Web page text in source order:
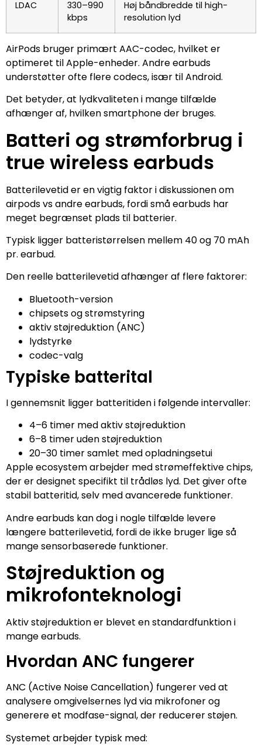
LDAC
330–990
kbps
Høj båndbredde til high-
resolution lyd
AirPods bruger primært AAC-codec, hvilket er
optimeret til Apple-enheder. Andre earbuds
understøtter ofte flere codecs, især til Android.
Det betyder, at lydkvaliteten i mange tilfælde
afhænger af, hvilken smartphone der bruges.
Batteri og strømforbrug i
true wireless earbuds
Batterilevetid er en vigtig faktor i diskussionen om
airpods vs andre earbuds, fordi små earbuds har
meget begrænset plads til batterier.
Typisk ligger batteristørrelsen mellem 40 og 70 mAh
pr. earbud.
Den reelle batterilevetid afhænger af flere faktorer:
Bluetooth-version
chipsets og strømstyring
aktiv støjreduktion (ANC)
lydstyrke
codec-valg
Typiske batterital
I gennemsnit ligger batteritiden i følgende intervaller:
4–6 timer med aktiv støjreduktion
6–8 timer uden støjreduktion
20–30 timer samlet med opladningsetui
Apple ecosystem arbejder med strømeffektive chips,
der er designet specifikt til trådløs lyd. Det giver ofte
stabil batteritid, selv med avancerede funktioner.
Andre earbuds kan dog i nogle tilfælde levere
længere batterilevetid, fordi de ikke bruger lige så
mange sensorbaserede funktioner.
Støjreduktion og
mikrofonteknologi
Aktiv støjreduktion er blevet en standardfunktion i
mange earbuds.
Hvordan ANC fungerer
ANC (Active Noise Cancellation) fungerer ved at
analysere omgivelsernes lyd via mikrofoner og
generere et modfase-signal, der reducerer støjen.
Systemet arbejder typisk med: